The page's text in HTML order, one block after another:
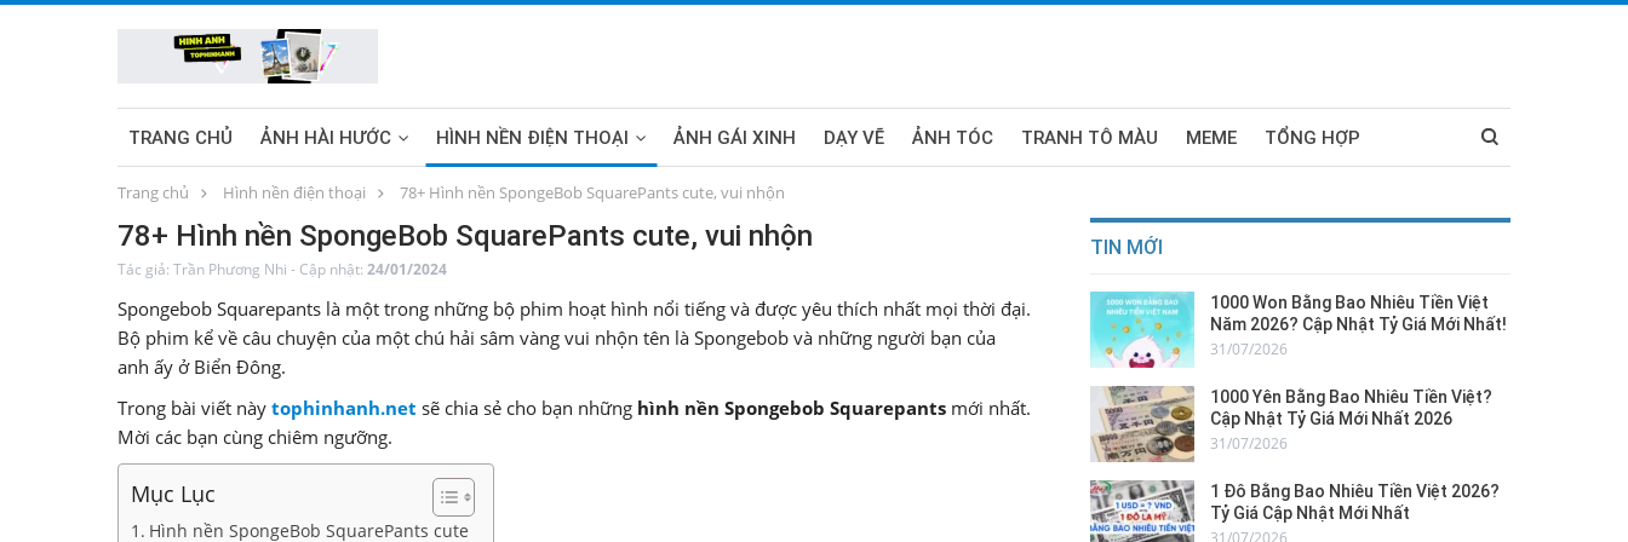
TRANG CHỦ ẢNH HÀI HƯỚC HÌNH NỀN ĐIỆN THOẠI ẢNH GÁI XINH DẠY VẼ ẢNH TÓC TRANH TÔ MÀU MEME TỔNG HỢP
HÌNH NỀN MÁY TÍNH SUNWIN
Trang chủ Hình nền điện thoại 78+ Hình nền SpongeBob SquarePants cute, vui nhộn
78+ Hình nền SpongeBob SquarePants cute, vui nhộn
Tác giả: Trần Phương Nhi - Cập nhật: 24/01/2024
Spongebob Squarepants là một trong những bộ phim hoạt hình nổi tiếng và được yêu thích nhất mọi thời đại.
Bộ phim kể về câu chuyện của một chú hải sâm vàng vui nhộn tên là Spongebob và những người bạn của
anh ấy ở Biển Đông.
Trong bài viết này tophinhanh.net sẽ chia sẻ cho bạn những hình nền Spongebob Squarepants mới nhất.
Mời các bạn cùng chiêm ngưỡng.
Mục Lục
Hình nền SpongeBob SquarePants cute
TIN MỚI
1000 Won Bằng Bao Nhiêu Tiền Việt
Năm 2026? Cập Nhật Tỷ Giá Mới Nhất!
31/07/2026
1000 Yên Bằng Bao Nhiêu Tiền Việt?
Cập Nhật Tỷ Giá Mới Nhất 2026
31/07/2026
1 Đô Bằng Bao Nhiêu Tiền Việt 2026?
Tỷ Giá Cập Nhật Mới Nhất
31/07/2026